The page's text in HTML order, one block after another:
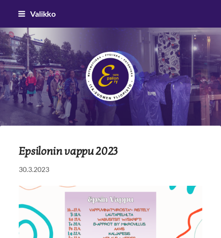
Siirry
sivun
sisältöön
Valikko
Epsilon ry
Epsilonin vappu 2023
30.3.2023